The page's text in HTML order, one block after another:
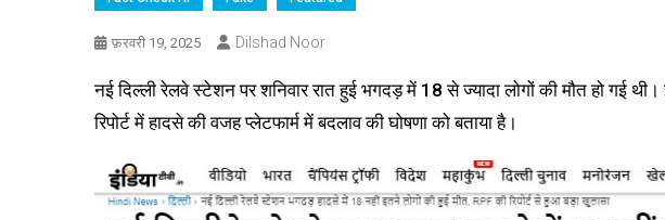
फ़रवरी 19, 2025 Dilshad Noor
नई दिल्ली रेलवे स्टेशन पर शनिवार रात हुई भगदड़ में 18 से ज्यादा लोगों की मौत हो गई थी।
रिपोर्ट में हादसे की वजह प्लेटफार्म में बदलाव की घोषणा को बताया है।